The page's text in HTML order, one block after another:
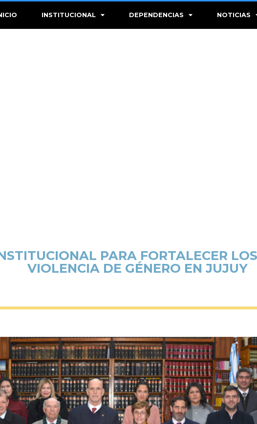
INSTITUCIONAL DEPENDENCIAS NOTICIAS
PARA FORTALECER
VIOLENCIA DE GÉNERO EN JUJUY